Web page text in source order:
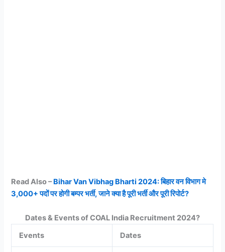
Read Also –Bihar Van Vibhag Bharti 2024: बिहार वन विभाग मे
3,000+ पदों पर होगी बम्पर भर्ती, जाने क्या है पूरी भर्ती और पूरी रिपोर्ट?
Dates & Events of COAL India Recruitment 2024?
Events
Dates